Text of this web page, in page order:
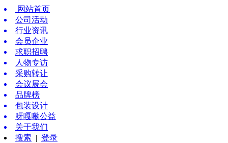
网站首页
公司活动
行业资讯
会员企业
求职招聘
人物专访
采购转让
会议展会
品牌榜
包装设计
呀嘎嘞公益
关于我们
搜索 | 登录